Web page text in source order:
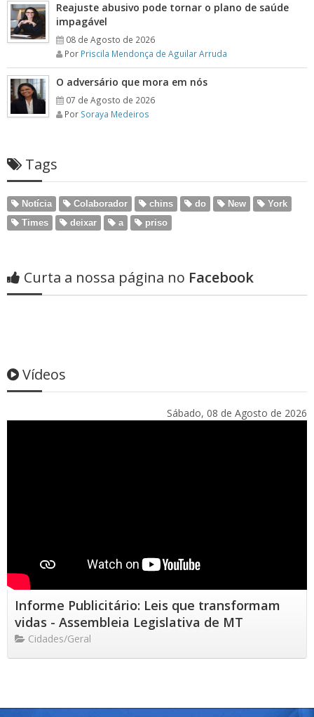
Reajuste abusivo pode tornar o plano de saúde
impagável
08 de Agosto de 2026
Por Priscila Mendonça de Aguilar Arruda
O adversário que mora em nós
07 de Agosto de 2026
Por Soraya Medeiros
Tags
Notícia Colaborador chins do New
York
Times
deixar a priso
Curta a nossa página no Facebook
Vídeos
Sábado, 08 de Agosto de 2026
Informe Publicitário: Leis que transformam
vidas - Assembleia Legislativa de MT
Cidades/Geral